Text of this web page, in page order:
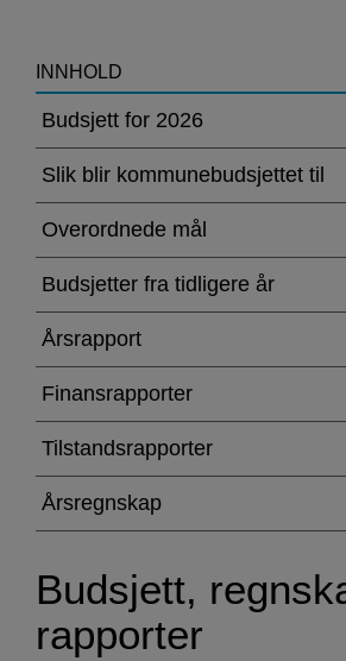
>Budsjett,
regnskap
og
rapporter
INNHOLD
Budsjett for 2026
Slik blir kommunebudsjettet til
Overordnede mål
Budsjetter fra tidligere år
Årsrapport
Finansrapporter
Tilstandsrapporter
Årsregnskap
Budsjett,
rapporter